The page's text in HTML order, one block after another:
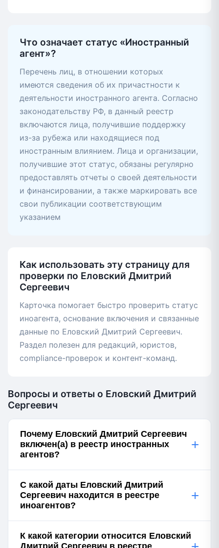
Что означает статус «Иностранный
агент»?
Перечень лиц, в отношении которых
имеются сведения об их причастности к
деятельности иностранного агента. Согласно
законодательству РФ, в данный реестр
включаются лица, получившие поддержку
из-за рубежа или находящиеся под
иностранным влиянием. Лица и организации,
получившие этот статус, обязаны регулярно
предоставлять отчеты о своей деятельности
и финансировании, а также маркировать все
свои публикации соответствующим
указанием
Как использовать эту страницу для
проверки по Еловский Дмитрий
Сергеевич
Карточка помогает быстро проверить статус
иноагента, основание включения и связанные
данные по Еловский Дмитрий Сергеевич.
Раздел полезен для редакций, юристов,
compliance-проверок и контент-команд.
Вопросы и ответы о Еловский Дмитрий
Сергеевич
Почему Еловский Дмитрий Сергеевич
включен(а) в реестр иностранных
агентов?
+
С какой даты Еловский Дмитрий
Сергеевич находится в реестре
иноагентов?
+
К какой категории относится Еловский
Дмитрий Сергеевич в реестре